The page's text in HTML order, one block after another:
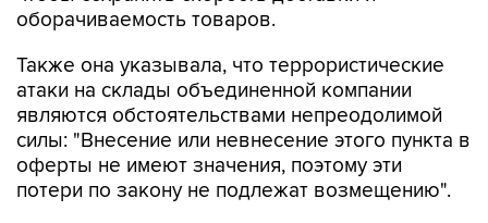
оборачиваемость товаров.
Также она указывала, что террористические
атаки на склады объединенной компании
являются обстоятельствами непреодолимой
силы: "Внесение или невнесение этого пункта в
оферты не имеют значения, поэтому эти
потери по закону не подлежат возмещению".